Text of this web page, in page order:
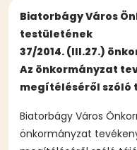
Biatorbágy Város
testületének
37/2014. (III.27.)
Az önkormányzat
megítéléséről
Biatorbágy Város
önkormányzat